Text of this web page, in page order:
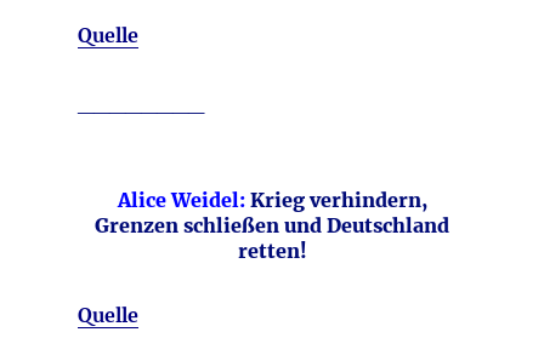
Quelle
Alice Weidel:Krieg verhindern,
Grenzen schließen und Deutschland
retten!
Quelle